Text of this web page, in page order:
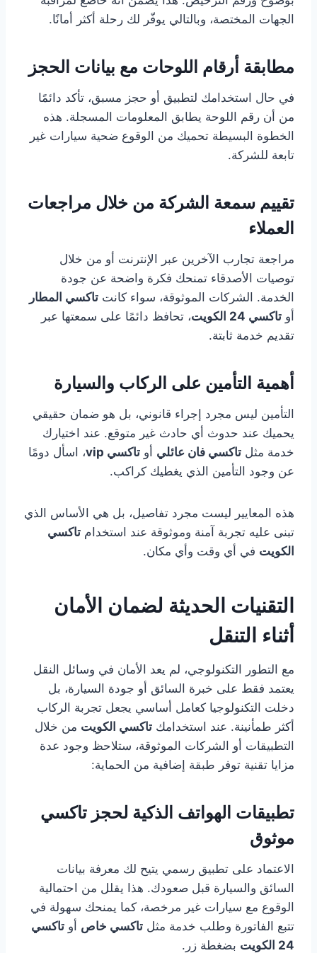
الجهات المختصة، وبالتالي يوفّر لك رحلة أكثر أمانًا.
مطابقة أرقام اللوحات مع بيانات الحجز
في حال استخدامك لتطبيق أو حجز مسبق، تأكد دائمًا
من أن رقم اللوحة يطابق المعلومات المسجلة. هذه
الخطوة البسيطة تحميك من الوقوع ضحية سيارات غير
تابعة للشركة.
تقييم سمعة الشركة من خلال مراجعات
العملاء
مراجعة تجارب الآخرين عبر الإنترنت أو من خلال
توصيات الأصدقاء تمنحك فكرة واضحة عن جودة
الخدمة. الشركات الموثوقة، سواء كانت تاكسي المطار
أو تاكسي 24 الكويت
، تحافظ دائمًا على سمعتها عبر
تقديم خدمة ثابتة.
أهمية التأمين على الركاب والسيارة
التأمين ليس مجرد إجراء قانوني، بل هو ضمان حقيقي
يحميك عند حدوث أي حادث غير متوقع. عند اختيارك
خدمة مثل تاكسي فان عائلي أو تاكسي vip
، اسأل دومًا
عن وجود التأمين الذي يغطيك كراكب.
هذه المعايير ليست مجرد تفاصيل، بل هي الأساس الذي
تبنى عليه تجربة آمنة وموثوقة عند استخدام تاكسي
الكويت في أي وقت وأي مكان.
التقنيات الحديثة لضمان الأمان
أثناء التنقل
مع التطور التكنولوجي، لم يعد الأمان في وسائل النقل
يعتمد فقط على خبرة السائق أو جودة السيارة، بل
دخلت التكنولوجيا كعامل أساسي يجعل تجربة الركاب
أكثر طمأنينة. عند استخدامك تاكسي الكويت من خلال
التطبيقات أو الشركات الموثوقة، ستلاحظ وجود عدة
مزايا تقنية توفر طبقة إضافية من الحماية:
تطبيقات الهواتف الذكية لحجز تاكسي
موثوق
الاعتماد على تطبيق رسمي يتيح لك معرفة بيانات
السائق والسيارة قبل صعودك. هذا يقلل من احتمالية
الوقوع مع سيارات غير مرخصة، كما يمنحك سهولة في
تتبع الفاتورة وطلب خدمة مثل تاكسي خاص أو تاكسي
24 الكويت
بضغطة زر.